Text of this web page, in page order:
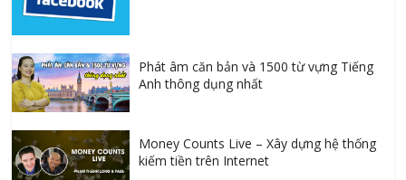
Phát âm căn bản và 1500 từ vựng Tiếng
Anh thông dụng nhất
Money Counts Live – Xây dựng hệ thống
kiếm tiền trên Internet